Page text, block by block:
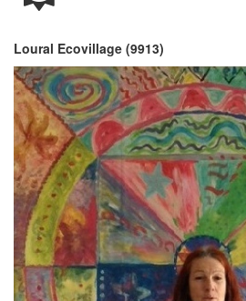
Loural Ecovillage (9913)